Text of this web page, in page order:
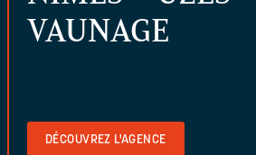
VAUNAGE
DÉCOUVREZ L'AGENCE